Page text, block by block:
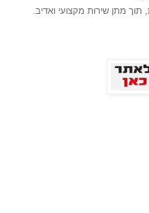
מתן שירות מקצועי ואדיב.